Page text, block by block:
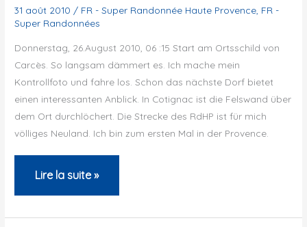
31 août 2010 / FR - Super Randonnée Haute Provence FR -
Super Randonnées
Donnerstag, 26.August 2010, 06 :15 Start am Ortsschild von
Carcès. So langsam dämmert es. Ich mache mein
Kontrollfoto und fahre los. Schon das nächste Dorf bietet
einen interessanten Anblick. In Cotignac ist die Felswand über
dem Ort durchlöchert. Die Strecke des RdHP ist für mich
völliges Neuland. Ich bin zum ersten Mal in der Provence.
La
Super
Randonnée
Lire la suite »